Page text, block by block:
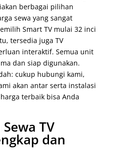
berbagai pilihan
sewa yang sangat
Smart TV mulai 32 inci
tersedia juga TV
interaktif. Semua unit
dan siap digunakan.
cukup hubungi kami,
akan antar serta instalasi
terbaik bisa Anda
TV
dan